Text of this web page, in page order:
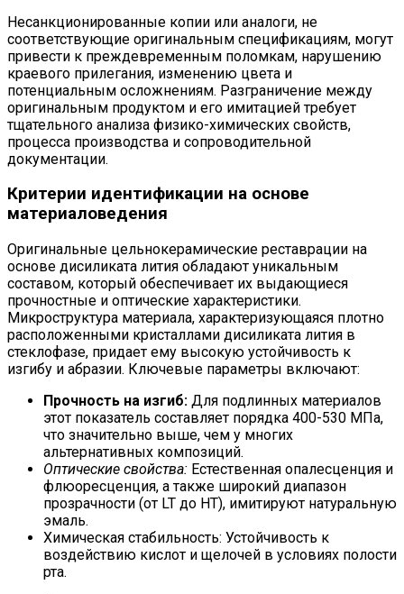
Несанкционированные копии или аналоги, не
соответствующие оригинальным спецификациям, могут
привести к преждевременным поломкам, нарушению
краевого прилегания, изменению цвета и
потенциальным осложнениям. Разграничение между
оригинальным продуктом и его имитацией требует
тщательного анализа физико-химических свойств,
процесса производства и сопроводительной
документации.
Критерии идентификации на основе
материаловедения
Оригинальные цельнокерамические реставрации на
основе дисиликата лития обладают уникальным
составом, который обеспечивает их выдающиеся
прочностные и оптические характеристики.
Микроструктура материала, характеризующаяся плотно
расположенными кристаллами дисиликата лития в
стеклофазе, придает ему высокую устойчивость к
изгибу и абразии. Ключевые параметры включают:
Прочность на изгиб: Для подлинных материалов
этот показатель составляет порядка 400-530 МПа,
что значительно выше, чем у многих
альтернативных композиций.
Оптические свойства: Естественная опалесценция и
флюоресценция, а также широкий диапазон
прозрачности (от LT до HT), имитируют натуральную
эмаль.
Химическая стабильность: Устойчивость к
воздействию кислот и щелочей в условиях полости
рта.